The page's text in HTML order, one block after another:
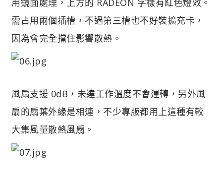
需占用兩個插槽，不過第三槽也不好裝擴充卡，
因為會完全擋住影響散熱。
風扇支援 0dB，未達工作溫度不會運轉，另外風
扇的扇葉外緣是相連，不少專版都用上這種有較
大集風量散熱風扇。